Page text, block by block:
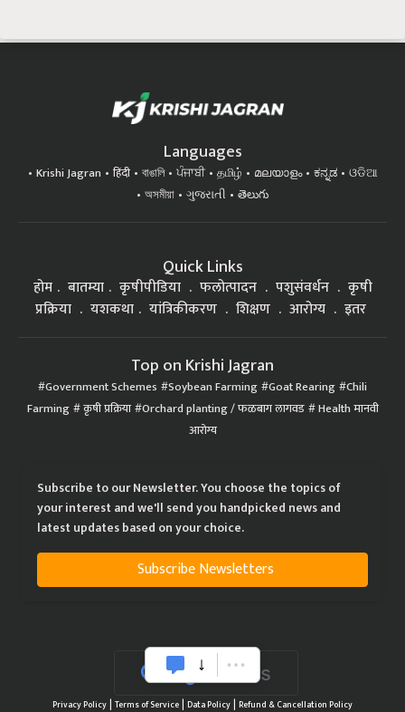
Languages
Krishi Jagran हिंदी বাঙালি ਪੰਜਾਬੀ தமிழ் മലയാളം ಕನ್ನಡ
ଓଡିଆ
অসমীয়া
ગુજરાતી తెలుగు
Quick Links
होम बातम्या कृषीपीडिया फलोत्पादन पशुसंवर्धन
कृषी
प्रक्रिया
यशकथा यांत्रिकीकरण शिक्षण आरोग्य इतर
Top on Krishi Jagran
Government Schemes Soybean Farming Goat Rearing Chili
Farming कृषी प्रक्रिया Orchard planting / फळबाग लागवड Health मानवी
आरोग्य
Subscribe to our Newsletter. You choose the topics of
your interest and we'll send you handpicked news and
latest updates based on your choice.
Subscribe Newsletters
Privacy Policy| Terms of Service| Data Policy| Refund & Cancellation Policy